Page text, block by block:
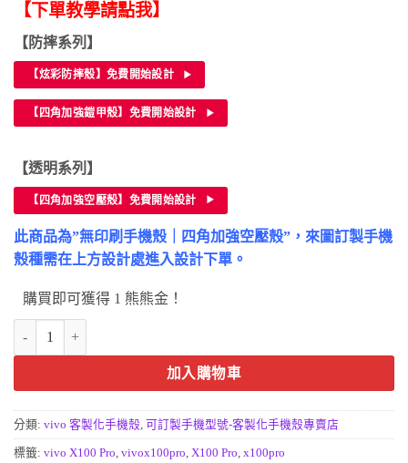
【下單教學請點我】
【防摔系列】
【炫彩防摔殼】免費開始設計
【四角加強鎧甲殼】免費開始設計
【透明系列】
【四角加強空壓殼】免費開始設計
此商品為”無印刷手機殼｜四角加強空壓殼”，來圖訂製手機
殼種需在上方設計處進入設計下單。
購買即可獲得 1 熊熊金！
加入購物車
分類: vivo 客製化手機殼 可訂製手機型號-客製化手機殼專賣店
標籤: vivo X100 Pro vivox100pro X100 Pro x100pro